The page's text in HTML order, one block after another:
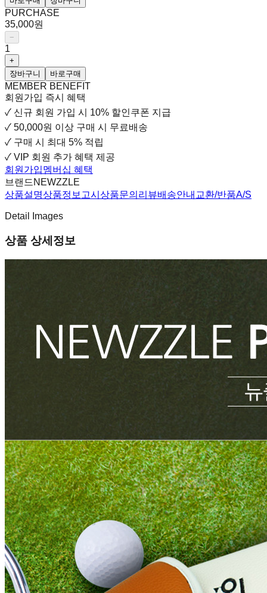
PURCHASE
35,000원
−
1
+
장바구니
바로구매
MEMBER BENEFIT
회원가입 즉시 혜택
✓ 신규 회원 가입 시 10% 할인쿠폰 지급
✓ 50,000원 이상 구매 시 무료배송
✓ 구매 시 최대 5% 적립
✓ VIP 회원 추가 혜택 제공
회원가입멤버십 혜택
브랜드 NEWZZLE
상품설명상품정보고시 상품문의 리뷰배송안내 교환/반품A/S
Detail Images
상품 상세정보